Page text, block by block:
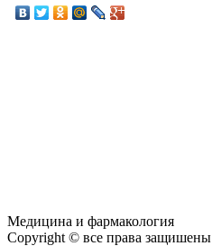
Медицина и фармакология
Copyright © все права защишены